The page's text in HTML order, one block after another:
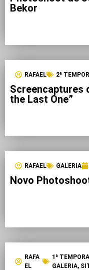
Bekor
RAFAEL 2ª
Screencaptures
the Last One”
RAFAEL GALERIA
Novo
RAFA
EL
1ª
GALERIA,